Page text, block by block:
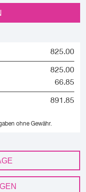
825.00
825.00
66.85
891.85
ohne Gewähr.